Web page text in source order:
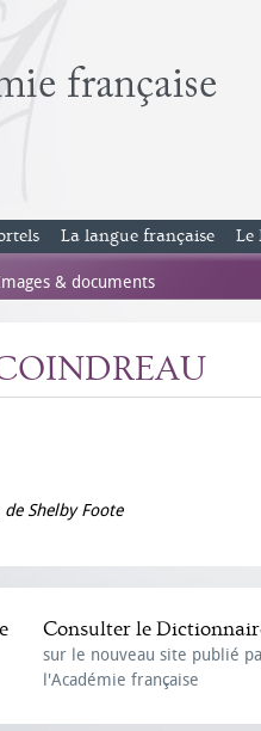
La langue française Le
& documents
Shelby Foote
Consulter le
sur le nouveau site publié
l'Académie française